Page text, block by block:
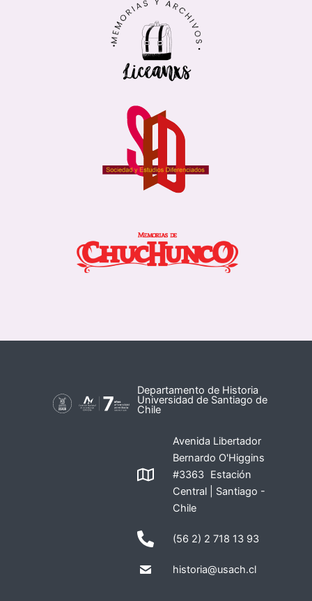
Departamento de Historia
Universidad de Santiago de
Chile
Avenida Libertador
Bernardo O'Higgins
#3363 Estación
Central | Santiago -
Chile
(56 2) 2 718 13 93
historia@usach.cl